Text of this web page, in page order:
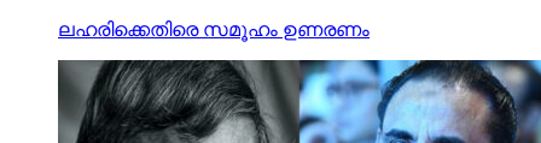
ലഹരിക്കെതിരെ സമൂഹം ഉണരണം